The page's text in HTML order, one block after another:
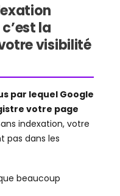
la
visibilité
par lequel Google
votre page
indexation, votre
pas dans les
beaucoup